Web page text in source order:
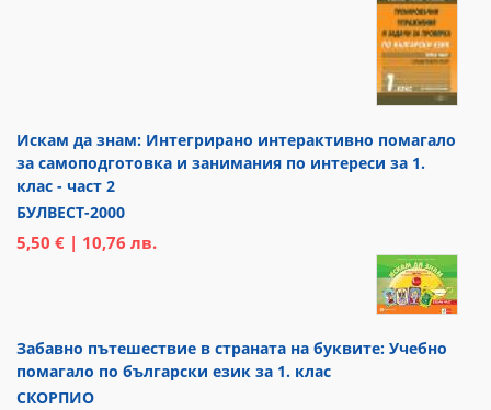
Искам да знам: Интегрирано интерактивно помагало
за самоподготовка и занимания по интереси за 1.
клас - част 2
БУЛВЕСТ-2000
5,50 € | 10,76 лв.
Забавно пътешествие в страната на буквите: Учебно
помагало по български език за 1. клас
СКОРПИО